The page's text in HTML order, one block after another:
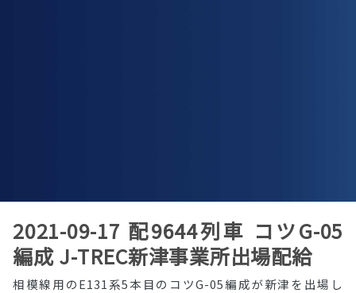
2021-09-17 配9644列車 コツG-05
編成 J-TREC新津事業所出場配給
相模線用のE131系5本目のコツG-05編成が新津を出場し